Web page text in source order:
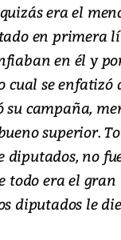
era el
en primera
en él y
cual se enfatizó
campaña,
superior.
no
todo era el
diputados le